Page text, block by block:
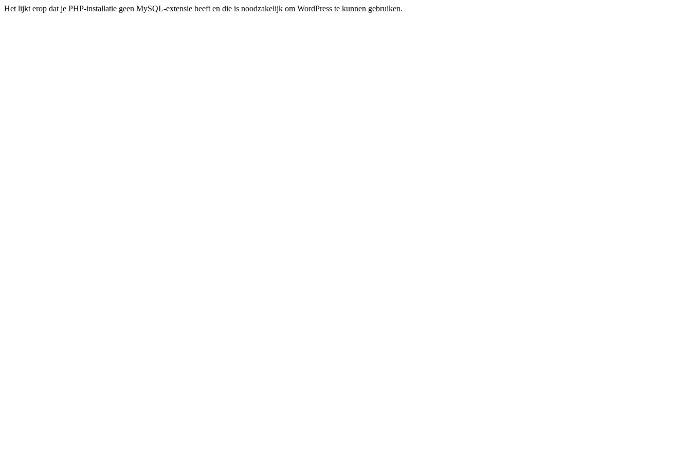
Het lijkt erop dat je PHP-installatie geen MySQL-extensie heeft en die is noodzakelijk om WordPress te kunnen gebruiken.